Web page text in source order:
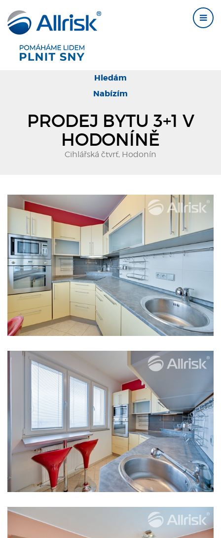
Hledám
Nabízím
PRODEJ BYTU 3+1 V
HODONÍNĚ
Cihlářská čtvrť, Hodonín